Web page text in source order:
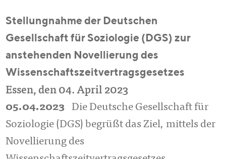
Stellungnahme der Deutschen
Gesellschaft für Soziologie (DGS) zur
anstehenden Novellierung des
Wissenschaftszeitvertragsgesetzes
Essen, den 04. April 2023
05.04.2023
Die Deutsche Gesellschaft für
Soziologie (DGS) begrüßt das Ziel, mittels der
Novellierung des